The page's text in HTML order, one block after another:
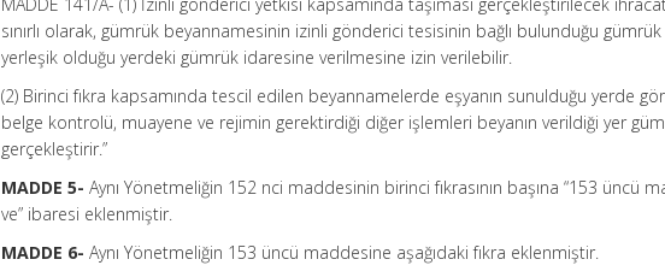
sınırlı olarak, gümrük beyannamesinin izinli gönderici tesisinin bağlı bulunduğu
yerleşik olduğu yerdeki gümrük idaresine verilmesine izin verilebilir.
(2) Birinci fıkra kapsamında tescil edilen beyannamelerde eşyanın sunulduğu yerde
belge kontrolü, muayene ve rejimin gerektirdiği diğer işlemleri beyanın verildiği yer
gerçekleştirir.”
MADDE 5-Aynı Yönetmeliğin 152 nci maddesinin birinci fıkrasının başına “153 üncü
ve” ibaresi eklenmiştir.
MADDE 6-Aynı Yönetmeliğin 153 üncü maddesine aşağıdaki fıkra eklenmiştir.